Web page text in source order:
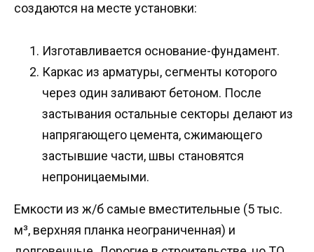
создаются на месте установки:
Изготавливается основание-фундамент.
Каркас из арматуры, сегменты которого
через один заливают бетоном. После
застывания остальные секторы делают из
напрягающего цемента, сжимающего
застывшие части, швы становятся
непроницаемыми.
Емкости из ж/б самые вместительные (5 тыс.
м³, верхняя планка неограниченная) и